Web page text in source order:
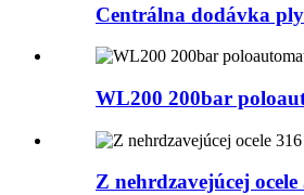
Centrálna dodávka
WL200 200bar
Z nehrdzavejúcej